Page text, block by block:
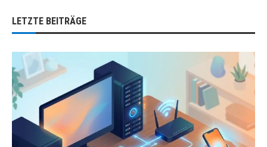
LETZTE BEITRÄGE